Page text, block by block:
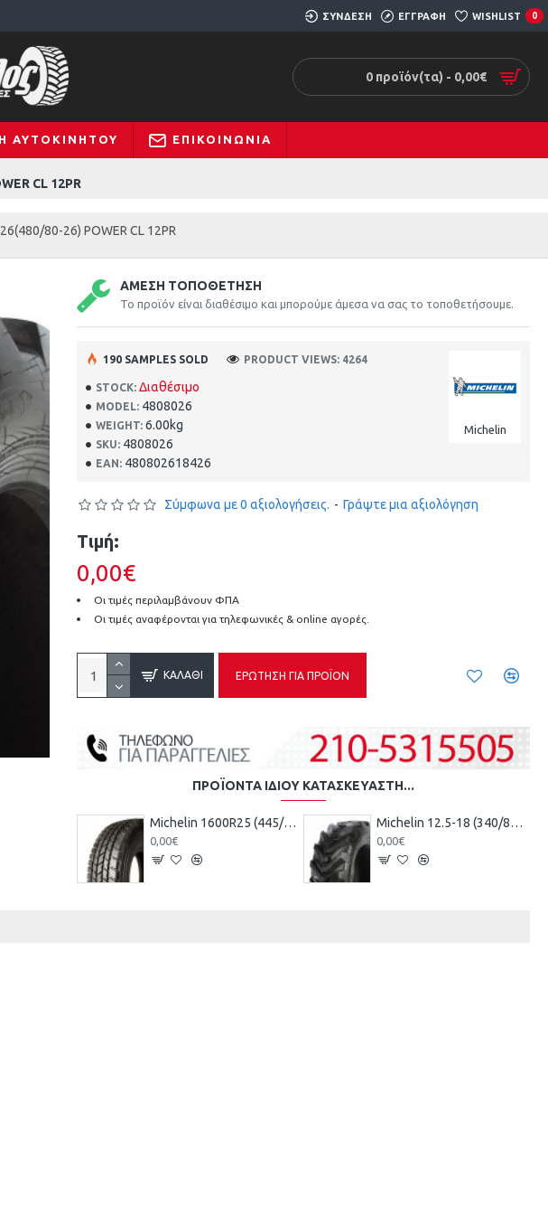
ΣΥΝΔΕΣΗ ΕΓΓΡΑΦΗ WISHLIST 0
0 προϊόν(τα) - 0,00€
ΑΥΤΟΚΙΝΉΤΟΥ ΕΠΙΚΟΙΝΩΝΊΑ
80-26) POWER CL 12PR
CL 12PR
ΆΜΕΣΗ ΤΟΠΟΘΈΤΗΣΗ
Το προϊόν είναι διαθέσιμο και μπορούμε άμεσα να σας το τοποθετήσουμε.
STOCK: Διαθέσιμο
MODEL: 4808026
WEIGHT: 6.00kg
SKU: 4808026
EAN: 480802618426
Michelin
190 SAMPLES SOLD PRODUCT VIEWS: 4264
Σύμφωνα με 0 αξιολογήσεις. - Γράψτε μια αξιολόγηση
Τιμή:
0,00€
Οι τιμές περιλαμβάνουν ΦΠΑ
Οι τιμές αναφέρονται για τηλεφωνικές & online αγορές.
ΚΑΛΆΘΙ ΕΡΏΤΗΣΗ ΓΙΑ ΠΡΟΪΌΝ
ΠΡΟΪΌΝΤΑ ΊΔΙΟΥ ΚΑΤΑΣΚΕΥΑΣΤΉ...
Michelin 1600R25 (445/95R25) X-CRANE
0,00€
Michelin 12.5-18 (340/80-18) POWER CL 12PR TL
0,00€